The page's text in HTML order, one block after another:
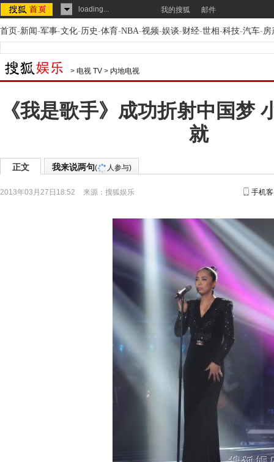
loading... 我的搜狐 邮件
首页-新闻-军事-文化-历史-体育-NBA-视频-娱谈-财经-世相-科技-汽车-房
> 电视 TV > 内地电视
《我是歌手》成功折射中国梦
就
正文 我来说两句( 人参与)
2013年03月27日18:52 来源： 搜狐娱乐 手机